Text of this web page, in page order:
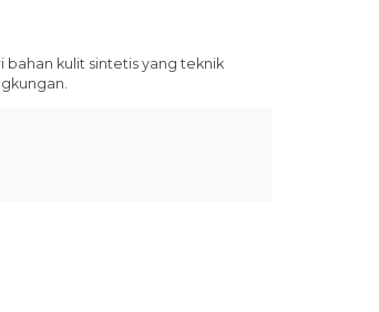
bahan kulit sintetis yang teknik